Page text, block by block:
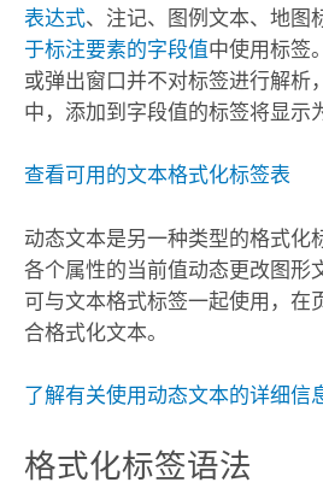
表达式、注记、图例文本、地图
于标注要素的字段值中使用标签。
或弹出窗口并不对标签进行解析
中，添加到字段值的标签将显示
查看可用的文本格式化标签表
动态文本是另一种类型的格式化
各个属性的当前值动态更改图形
可与文本格式标签一起使用，在
合格式化文本。
了解有关使用动态文本的详细信
格式化标签语法